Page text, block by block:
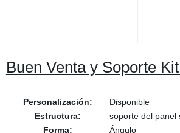
Buen Venta y Soporte
Personalización:
Disponible
Estructura:
soporte del panel
Forma:
Ángulo